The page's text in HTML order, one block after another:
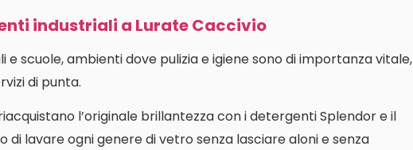
industriali a Lurate Caccivio
e scuole, ambienti dove pulizia e igiene sono di importanza vitale,
di punta.
l’originale brillantezza con i detergenti Splendor e il
lavare ogni genere di vetro senza lasciare aloni e senza